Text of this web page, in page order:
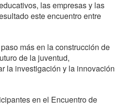
las empresas y las
este encuentro entre
más en la construcción de
de la juventud,
la investigación y la innovación
en el Encuentro de